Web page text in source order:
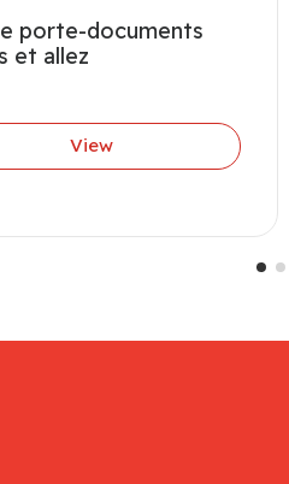
porte-documents
et allez
View